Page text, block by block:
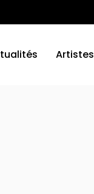
Artistes